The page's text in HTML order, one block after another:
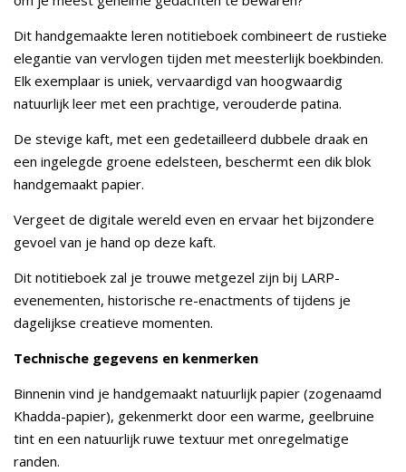
Dit handgemaakte leren notitieboek combineert de rustieke
elegantie van vervlogen tijden met meesterlijk boekbinden.
Elk exemplaar is uniek, vervaardigd van hoogwaardig
natuurlijk leer met een prachtige, verouderde patina.
De stevige kaft, met een gedetailleerd dubbele draak en
een ingelegde groene edelsteen, beschermt een dik blok
handgemaakt papier.
Vergeet de digitale wereld even en ervaar het bijzondere
gevoel van je hand op deze kaft.
Dit notitieboek zal je trouwe metgezel zijn bij LARP-
evenementen, historische re-enactments of tijdens je
dagelijkse creatieve momenten.
Technische gegevens en kenmerken
Binnenin vind je handgemaakt natuurlijk papier (zogenaamd
Khadda-papier), gekenmerkt door een warme, geelbruine
tint en een natuurlijk ruwe textuur met onregelmatige
randen.